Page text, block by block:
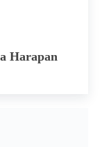
Harapan